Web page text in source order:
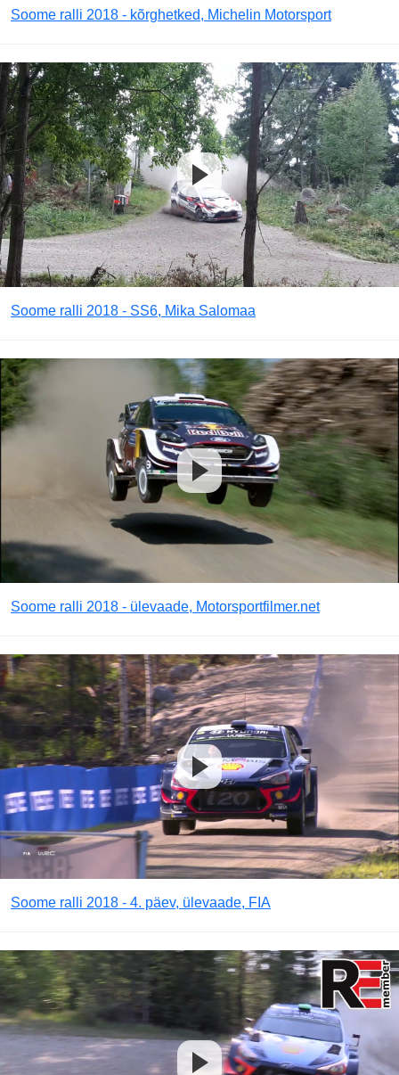
Soome ralli 2018 - kõrghetked, Michelin Motorsport
Soome ralli 2018 - SS6, Mika Salomaa
Soome ralli 2018 - ülevaade, Motorsportfilmer.net
Soome ralli 2018 - 4. päev, ülevaade, FIA